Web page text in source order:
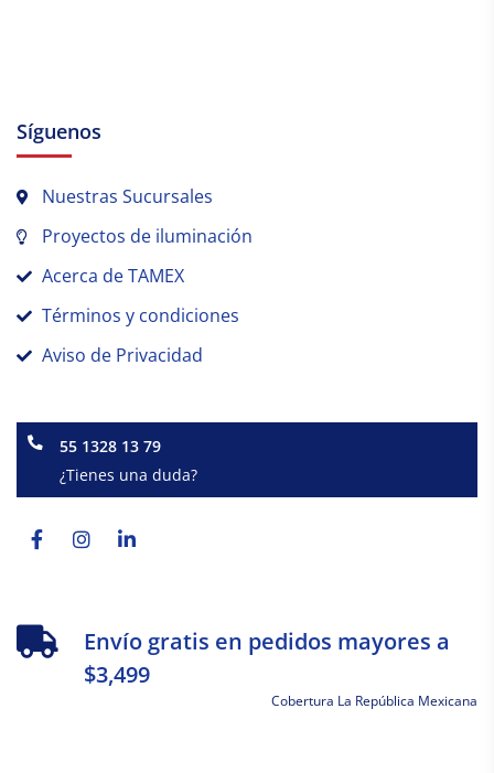
Síguenos
Nuestras Sucursales
Proyectos de iluminación
Acerca de TAMEX
Términos y condiciones
Aviso de Privacidad
55 1328 13 79
¿Tienes una duda?
f
Envío gratis en pedidos mayores a
$3,499
Cobertura La República Mexicana